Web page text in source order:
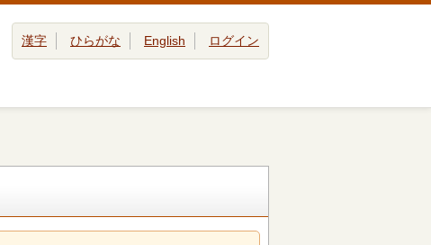
漢字 ひらがな English ログイン